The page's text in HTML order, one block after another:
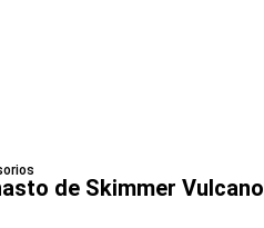
de Skimmer Vulcano